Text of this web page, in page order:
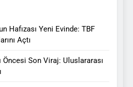
Hafızası Yeni Evinde: TBF
Açtı
Öncesi Son Viraj: Uluslararası